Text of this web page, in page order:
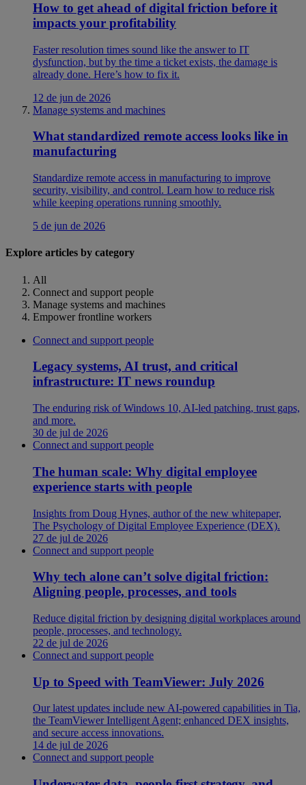
How to get ahead of digital friction before it
impacts your profitability
Faster resolution times sound like the answer to IT
dysfunction, but by the time a ticket exists, the damage is
already done. Here’s how to fix it.
12 de jun de 2026
Manage systems and machines
What standardized remote access looks like in
manufacturing
Standardize remote access in manufacturing to improve
security, visibility, and control. Learn how to reduce risk
while keeping operations running smoothly.
5 de jun de 2026
Explore articles by category
All
Connect and support people
Manage systems and machines
Empower frontline workers
Connect and support people
Legacy systems, AI trust, and critical
infrastructure: IT news roundup
The enduring risk of Windows 10, AI-led patching, trust gaps,
and more.
30 de jul de 2026
Connect and support people
The human scale: Why digital employee
experience starts with people
Insights from Doug Hynes, author of the new whitepaper,
The Psychology of Digital Employee Experience (DEX).
27 de jul de 2026
Connect and support people
Why tech alone can’t solve digital friction:
Aligning people, processes, and tools
Reduce digital friction by designing digital workplaces around
people, processes, and technology.
22 de jul de 2026
Connect and support people
Up to Speed with TeamViewer: July 2026
Our latest updates include new AI-powered capabilities in Tia,
the TeamViewer Intelligent Agent; enhanced DEX insights,
and secure access innovations.
14 de jul de 2026
Connect and support people